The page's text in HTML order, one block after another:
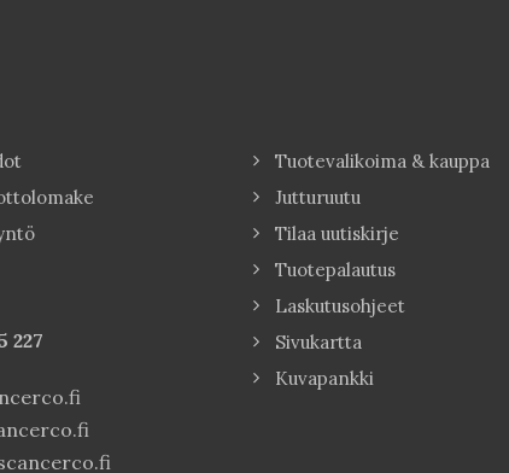
227
Tuotevalikoima & kauppa
Jutturuutu
Tilaa uutiskirje
Tuotepalautus
Laskutusohjeet
Sivukartta
Kuvapankki